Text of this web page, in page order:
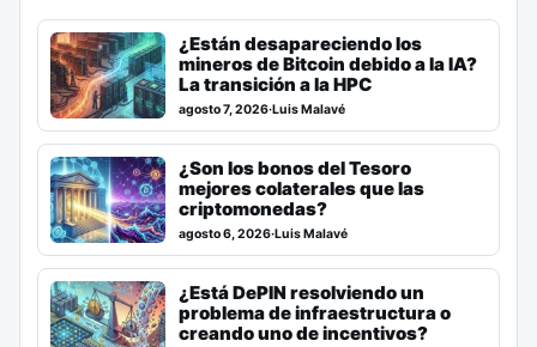
¿Están desapareciendo los
mineros de Bitcoin debido a la IA?
La transición a la HPC
agosto 7, 2026·Luis Malavé
¿Son los bonos del Tesoro
mejores colaterales que las
criptomonedas?
agosto 6, 2026·Luis Malavé
¿Está DePIN resolviendo un
problema de infraestructura o
creando uno de incentivos?